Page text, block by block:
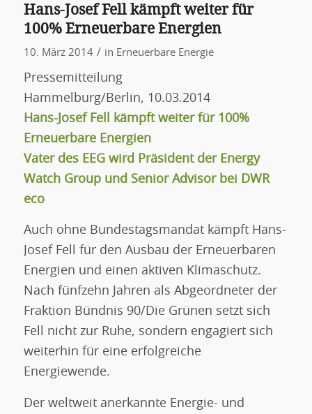
Hans-Josef Fell kämpft weiter für
100% Erneuerbare Energien
10. März 2014 / in Erneuerbare Energie
Pressemitteilung
Hammelburg/Berlin, 10.03.2014
Hans-Josef Fell kämpft weiter für 100%
Erneuerbare Energien
Vater des EEG wird Präsident der Energy
Watch Group und Senior Advisor bei DWR
eco
Auch ohne Bundestagsmandat kämpft Hans-
Josef Fell für den Ausbau der Erneuerbaren
Energien und einen aktiven Klimaschutz.
Nach fünfzehn Jahren als Abgeordneter der
Fraktion Bündnis 90/Die Grünen setzt sich
Fell nicht zur Ruhe, sondern engagiert sich
weiterhin für eine erfolgreiche
Energiewende.
Der weltweit anerkannte Energie- und